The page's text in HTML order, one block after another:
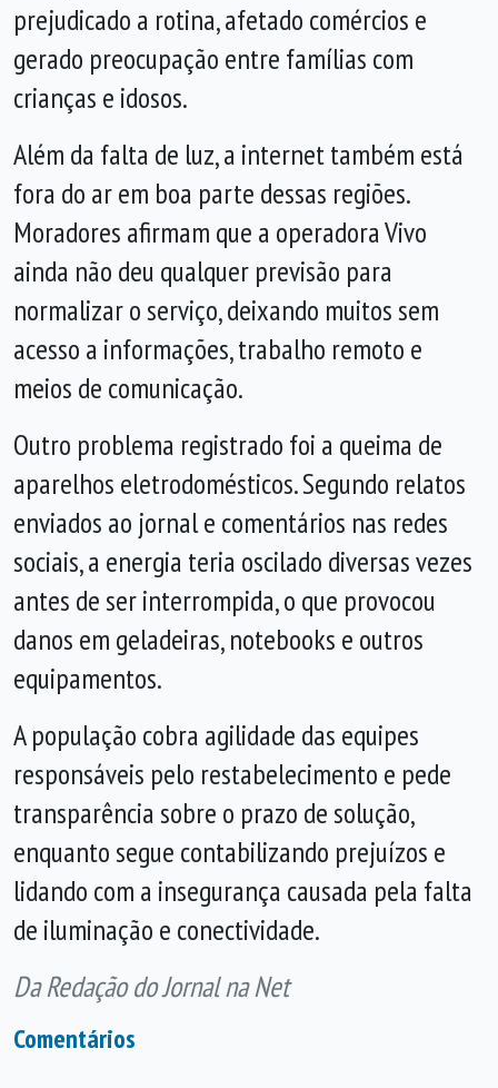
prejudicado a rotina, afetado comércios e
gerado preocupação entre famílias com
crianças e idosos.
Além da falta de luz, a internet também está
fora do ar em boa parte dessas regiões.
Moradores afirmam que a operadora Vivo
ainda não deu qualquer previsão para
normalizar o serviço, deixando muitos sem
acesso a informações, trabalho remoto e
meios de comunicação.
Outro problema registrado foi a queima de
aparelhos eletrodomésticos. Segundo relatos
enviados ao jornal e comentários nas redes
sociais, a energia teria oscilado diversas vezes
antes de ser interrompida, o que provocou
danos em geladeiras, notebooks e outros
equipamentos.
A população cobra agilidade das equipes
responsáveis pelo restabelecimento e pede
transparência sobre o prazo de solução,
enquanto segue contabilizando prejuízos e
lidando com a insegurança causada pela falta
de iluminação e conectividade.
Da Redação do Jornal na Net
Comentários